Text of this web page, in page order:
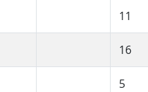
11
16
5